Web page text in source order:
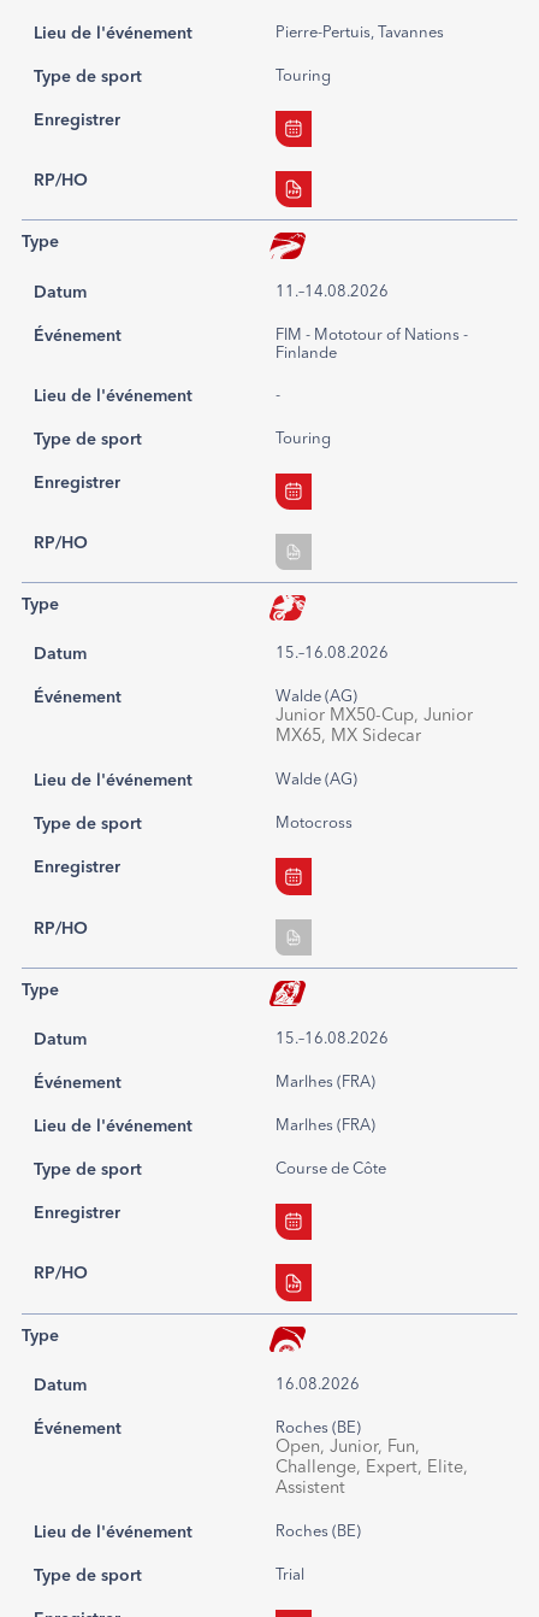
Lieu de l'événement Pierre-Pertuis, Tavannes
Type de sport Touring
Enregistrer
RP/HO
Type
Datum 11.–14.08.2026
Événement
FIM - Mototour of Nations -
Finlande
Lieu de l'événement -
Type de sport Touring
Enregistrer
RP/HO
Type
Datum 15.–16.08.2026
Événement Walde (AG)
Junior MX50-Cup, Junior
MX65, MX Sidecar
Lieu de l'événement Walde (AG)
Type de sport Motocross
Enregistrer
RP/HO
Type
Datum 15.–16.08.2026
Événement Marlhes (FRA)
Lieu de l'événement Marlhes (FRA)
Type de sport Course de Côte
Enregistrer
RP/HO
Type
Datum 16.08.2026
Événement Roches (BE)
Open, Junior, Fun,
Challenge, Expert, Elite,
Assistent
Lieu de l'événement Roches (BE)
Type de sport Trial